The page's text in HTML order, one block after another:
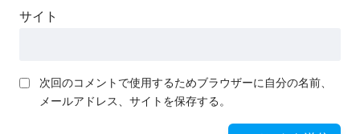
サイト
次回のコメントで使用するためブラウザーに自分の名前、
メールアドレス、サイトを保存する。